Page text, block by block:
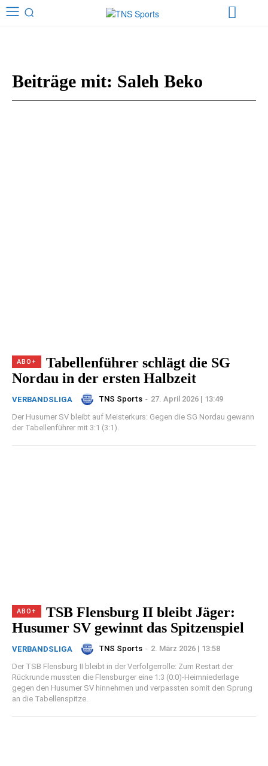
Beiträge mit: Saleh Beko
Tabellenführer schlägt die SG
Nordau in der ersten Halbzeit
VERBANDSLIGA TNS Sports - 27. April 2026 | 13:49
Der Husumer SV bleibt auf Meisterkurs: Gegen die SG Nordau gewann
der Tabellenführer mit 3:1 (3:1).
TSB Flensburg II bleibt Jäger:
Husumer SV gewinnt das Spitzenspiel
VERBANDSLIGA TNS Sports - 2. März 2026 | 13:58
Der TSB Flensburg II bleibt in der Verfolgerrolle: Zum Restart der
Rückrunde mussten die Flensburger eine 1:3 (0:0)-Heimniederlage
gegen den Husumer SV hinnehmen und verpassten somit den Sprung
an die Tabellenspitze.